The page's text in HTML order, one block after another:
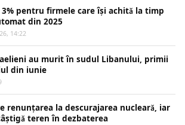
pentru firmele care își achită la timp
din 2025
14:22
au murit în sudul Libanului, primii
din iunie
renunțarea la descurajarea nucleară, iar
teren în dezbaterea